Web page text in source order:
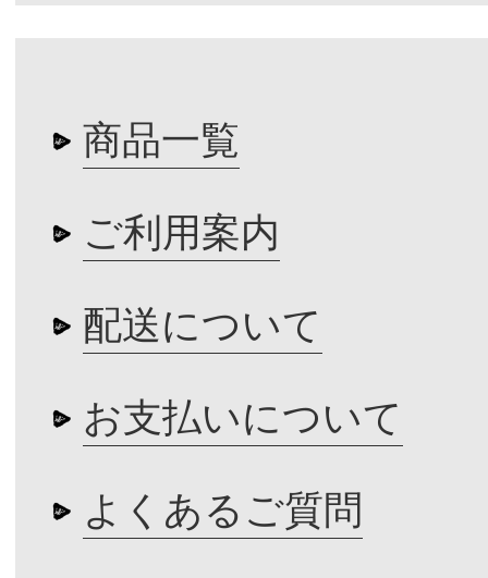
商品一覧
ご利用案内
配送について
お支払いについて
よくあるご質問